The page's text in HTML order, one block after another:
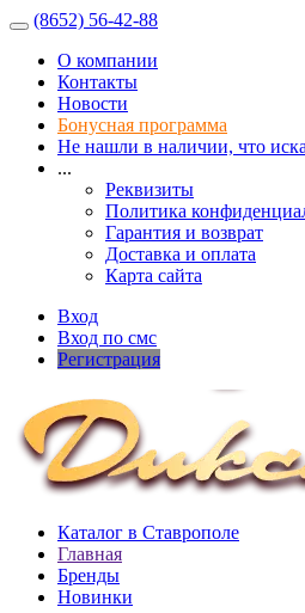
(8652) 56-42-88
О компании
Контакты
Новости
Бонусная программа
Не нашли в наличии, что
...
Реквизиты
Политика
Гарантия и возврат
Доставка и оплата
Карта сайта
Вход
Вход по смс
Регистрация
Каталог в Ставрополе
Главная
Бренды
Новинки